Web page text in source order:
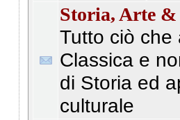
Storia, Arte
Tutto ciò che
Classica e
di Storia ed
culturale